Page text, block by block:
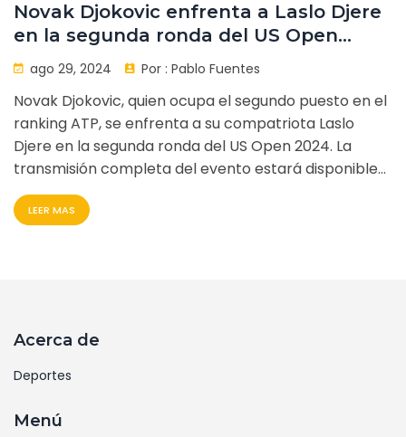
Novak Djokovic enfrenta a Laslo Djere
en la segunda ronda del US Open
2024: detalles de horario y transmisión
ago 29, 2024 Por : Pablo Fuentes
Novak Djokovic, quien ocupa el segundo puesto en el
ranking ATP, se enfrenta a su compatriota Laslo
Djere en la segunda ronda del US Open 2024. La
transmisión completa del evento estará disponible
en ESPN y Disney+ Premium.
LEER MAS
Acerca de
Deportes
Menú